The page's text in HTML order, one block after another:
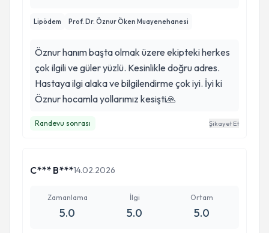
Lipödem Prof. Dr. Öznur Öken Muayenehanesi
Öznur hanım başta olmak üzere ekipteki herkes
çok ilgili ve güler yüzlü. Kesinlikle doğru adres.
Hastaya ilgi alaka ve bilgilendirme çok iyi. İyi ki
Öznur hocamla yollarımız kesişti🙏
Randevu sonrası Şikayet Et
C*** B***14.02.2026
Zamanlama
5.0
İlgi
5.0
Ortam
5.0